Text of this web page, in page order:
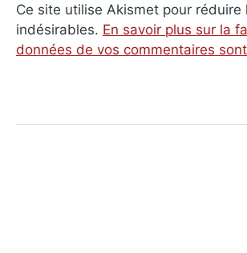
Ce site utilise Akismet pour réduire
indésirables. En savoir plus sur la
données de vos commentaires